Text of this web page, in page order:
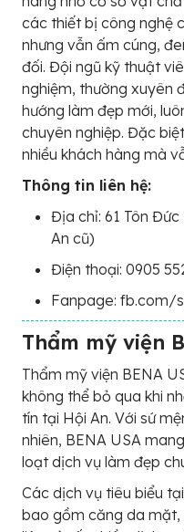
các thiết bị công nghệ
nhưng vẫn ấm cúng,
đối. Đội ngũ kỹ thuật
nghiệm, thường xuyên
hướng làm đẹp mới,
chuyên nghiệp. Đặc
nhiều khách hàng mà
Thông tin liên hệ:
Địa chỉ: 61 Tôn Đức
An cũ)
Điện thoại: 0905
Fanpage: fb.com/
Thẩm mỹ viện
Thẩm mỹ viện BENA
không thể bỏ qua khi
tín tại Hội An. Với sứ
nhiên, BENA USA
loạt dịch vụ làm đẹp
Các dịch vụ tiêu biểu
bao gồm căng da mặt,